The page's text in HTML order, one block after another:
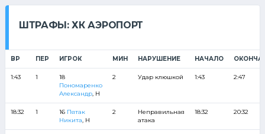
ШТРАФЫ: ХК АЭРОПОРТ
ВР ПЕР ИГРОК МИН НАРУШЕНИЕ НАЧАЛО
1:43 1
18
Пономаренко
Александр, Н
2 Удар клюшкой 1:43 2:47
18:32 1 16 Пятак
Никита, Н
2
Неправильная
атака
18:32 20:32